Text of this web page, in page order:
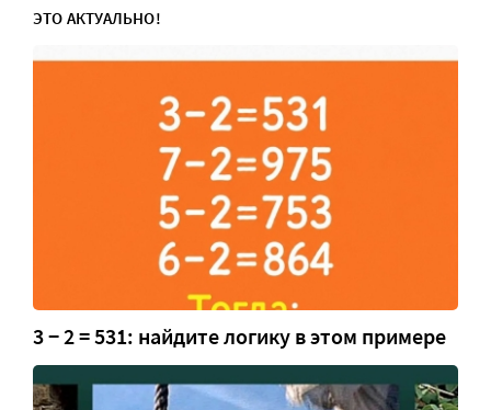
ЭТО АКТУАЛЬНО!
3 − 2 = 531: найдите логику в этом примере